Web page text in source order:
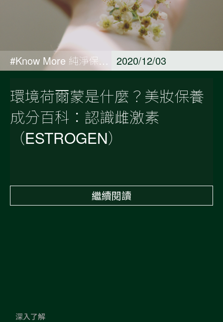
#Know More 純淨保養觀點 2020/12/03
環境荷爾蒙是什麼？美妝保養
成分百科：認識雌激素
（ESTROGEN）
繼續閱讀
深入了解